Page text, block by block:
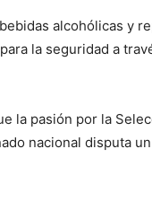
alcohólicas y
la seguridad a
la pasión por la
nacional disputa